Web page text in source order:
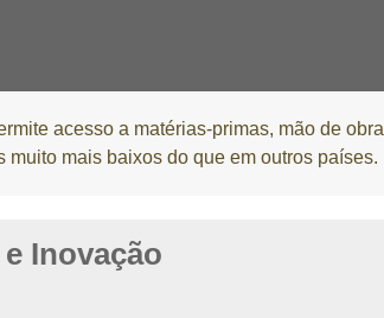
acesso a matérias-primas, mão de obra
muito mais baixos do que em outros países.
Inovação